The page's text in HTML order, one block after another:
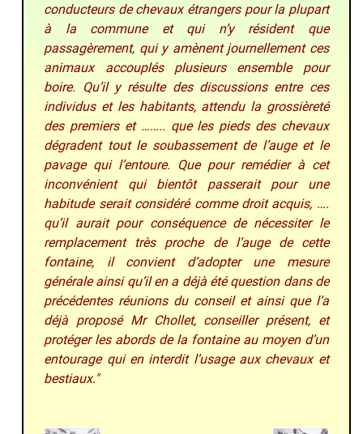
conducteurs de chevaux étrangers pour la plupart
à la commune et qui n’y résident que
passagèrement, qui y amènent journellement ces
animaux accouplés plusieurs ensemble pour
boire. Qu’il y résulte des discussions entre ces
individus et les habitants, attendu la grossièreté
des premiers et …….. que les pieds des chevaux
dégradent tout le soubassement de l’auge et le
pavage qui l’entoure. Que pour remédier à cet
inconvénient qui bientôt passerait pour une
habitude serait considéré comme droit acquis, ….
qu’il aurait pour conséquence de nécessiter le
remplacement très proche de l’auge de cette
fontaine, il convient d’adopter une mesure
générale ainsi qu’il en a déjà été question dans de
précédentes réunions du conseil et ainsi que l’a
déjà proposé Mr Chollet, conseiller présent, et
protéger les abords de la fontaine au moyen d’un
entourage qui en interdit l’usage aux chevaux et
bestiaux."